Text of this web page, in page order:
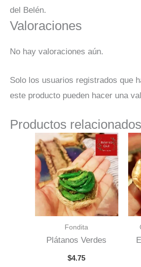
del Belén.
Valoraciones
No hay valoraciones aún.
Solo los usuarios registrados que
este producto pueden hacer una
Productos relacionados
Fondita
Plátanos Verdes
$4.75